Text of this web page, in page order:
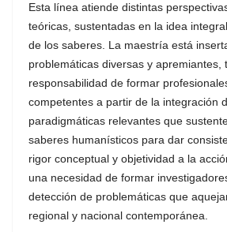
Esta línea atiende distintas
teóricas, sustentadas en la idea
de los saberes. La maestría está
problemáticas diversas y apremiantes,
responsabilidad de formar
competentes a partir de la integración
paradigmáticas relevantes que
saberes humanísticos para dar
rigor conceptual y objetividad a la
una necesidad de formar
detección de problemáticas que
regional y nacional contemporánea.